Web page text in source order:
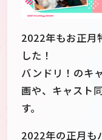
2022年もお正月
した！
バンドリ！のキ
画や、キャスト
す。
2022年の正月も